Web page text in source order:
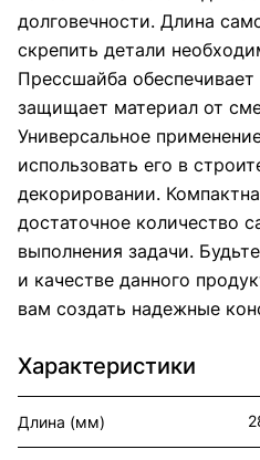
долговечности. Длина
скрепить детали
Прессшайба
защищает материал от
Универсальное
использовать его в
декорировании.
достаточное количество
выполнения задачи.
и качестве данного
вам создать надежные
Характеристики
Длина (мм)